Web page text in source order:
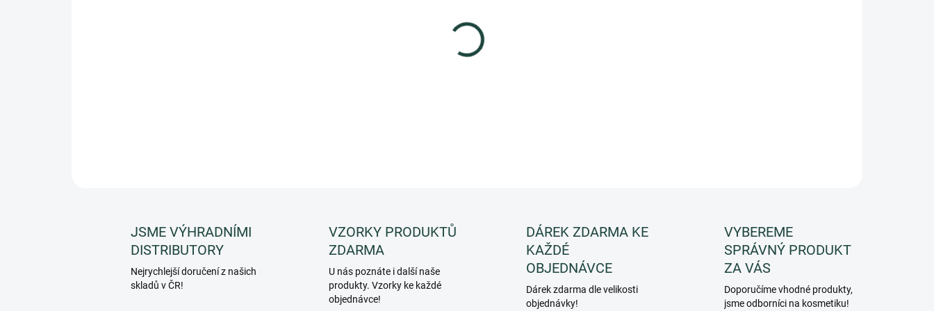
JSME VÝHRADNÍMI
DISTRIBUTORY
Nejrychlejší doručení z našich
skladů v ČR!
VZORKY PRODUKTŮ
ZDARMA
U nás poznáte i další naše
produkty. Vzorky ke každé
objednávce!
DÁREK ZDARMA KE
KAŽDÉ
OBJEDNÁVCE
Dárek zdarma dle velikosti
objednávky!
VYBEREME
SPRÁVNÝ PRODUKT
ZA VÁS
Doporučíme vhodné produkty,
jsme odborníci na kosmetiku!